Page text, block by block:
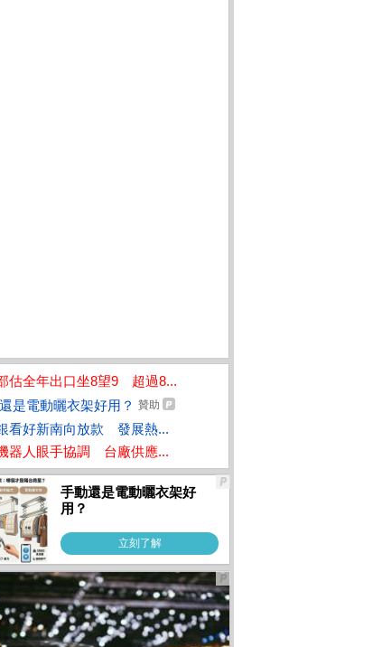
估全年出口坐8望9 超過8...
是電動曬衣架好用？ 贊助
看好新南向放款 發展熱...
器人眼手協調 台廠供應...